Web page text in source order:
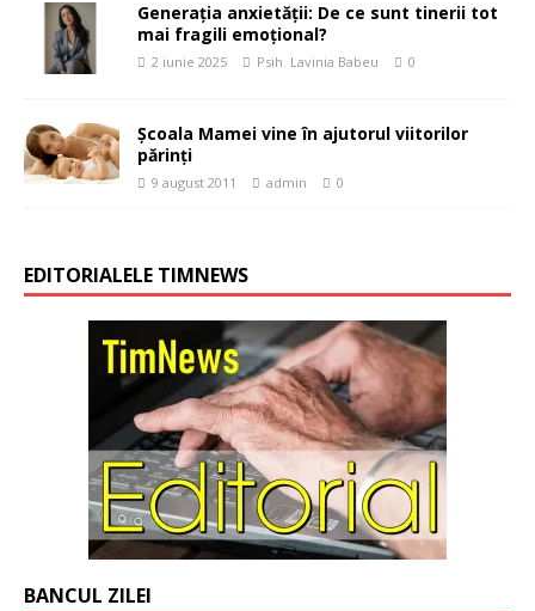
Generația anxietății: De ce sunt tinerii tot
mai fragili emoțional?
2 iunie 2025 Psih. Lavinia Babeu 0
Şcoala Mamei vine în ajutorul viitorilor
părinţi
9 august 2011 admin 0
EDITORIALELE TIMNEWS
BANCUL ZILEI